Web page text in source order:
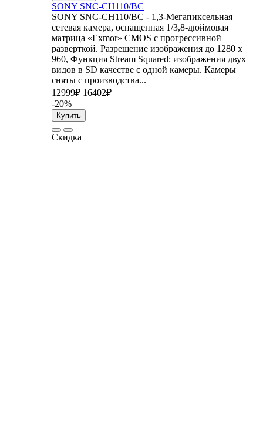
SONY SNC-CH110/BC
SONY SNC-CH110/BC - 1,3-Мегапиксельная
сетевая камера, оснащенная 1/3,8-дюймовая
матрица «Exmor» CMOS с прогрессивной
разверткой. Разрешение изображения до 1280 x
960, Функция Stream Squared: изображения двух
видов в SD качестве с одной камеры. Камеры
сняты с производства...
12999₽ 16402₽
-20%
Купить
Скидка